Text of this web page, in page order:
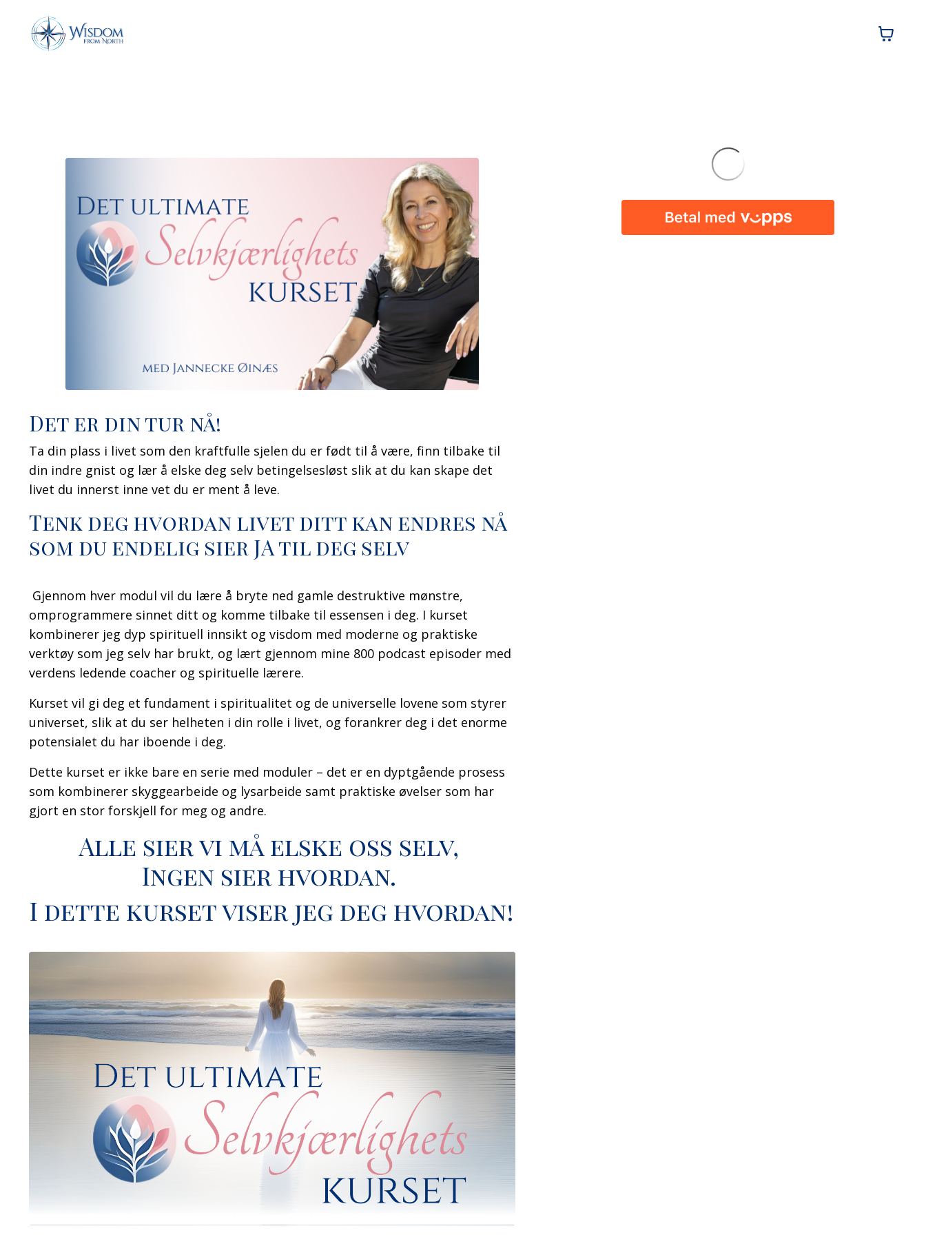
Det er din tur nå!
Ta din plass i livet som den kraftfulle sjelen du er født til å være, finn tilbake til
din indre gnist og lær å elske deg selv betingelsesløst slik at du kan skape det
livet du innerst inne vet du er ment å leve.
Tenk deg hvordan livet ditt kan endres nå
som du endelig sier JA til deg selv
Gjennom hver modul vil du lære å bryte ned gamle destruktive mønstre,
omprogrammere sinnet ditt og komme tilbake til essensen i deg. I kurset
kombinerer jeg dyp spirituell innsikt og visdom med moderne og praktiske
verktøy som jeg selv har brukt, og lært gjennom mine 800 podcast episoder med
verdens ledende coacher og spirituelle lærere.
Kurset vil gi deg et fundament i spiritualitet og de universelle lovene som styrer
universet, slik at du ser helheten i din rolle i livet, og forankrer deg i det enorme
potensialet du har iboende i deg.
Dette kurset er ikke bare en serie med moduler – det er en dyptgående prosess
som kombinerer skyggearbeide og lysarbeide samt praktiske øvelser som har
gjort en stor forskjell for meg og andre.
Alle sier vi må elske oss selv,
Ingen sier hvordan.
I dette kurset viser jeg deg hvordan!